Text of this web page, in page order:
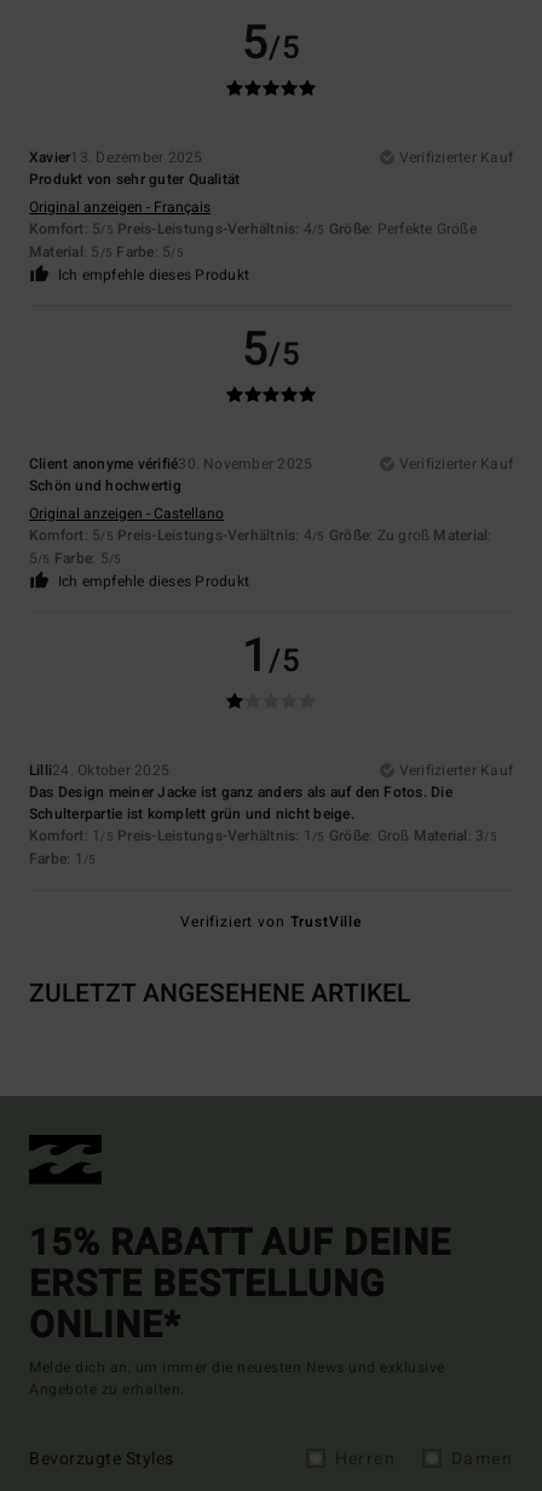
5/5
Xavier13. Dezember 2025
Verifizierter Kauf
Produkt von sehr guter Qualität
Original anzeigen - Français
Komfort: 5/5 Preis-Leistungs-Verhältnis: 4/5 Größe: Perfekte Größe
Material: 5 /5 Farbe: 5/5
Ich empfehle dieses Produkt
5/5
Client anonyme vérifié30. November 2025
Verifizierter Kauf
Schön und hochwertig
Original anzeigen - Castellano
Komfort: 5/5 Preis-Leistungs-Verhältnis: 4/5 Größe: Zu groß Material:
5/5 Farbe: 5/5
Ich empfehle dieses Produkt
1/5
Lilli24. Oktober 2025
Verifizierter Kauf
Das Design meiner Jacke ist ganz anders als auf den Fotos. Die
Schulterpartie ist komplett grün und nicht beige.
Komfort: 1 /5 Preis-Leistungs-Verhältnis: 1 /5 Größe: Groß Material: 3/5
Farbe: 1 /5
Verifiziert von TrustVille
ZULETZT ANGESEHENE ARTIKEL
15% RABATT AUF DEINE
ERSTE BESTELLUNG
ONLINE*
Melde dich an, um immer die neuesten News und exklusive
Angebote zu erhalten.
Bevorzugte Styles